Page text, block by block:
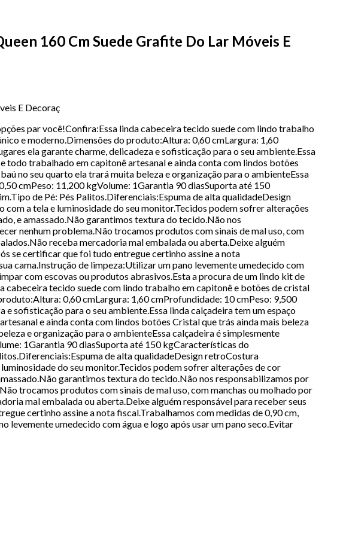
160 Cm Suede Grafite Do Lar Móveis E
E Decoraç
par você!Confira:Essa linda cabeceira tecido suede com lindo trabalho
e moderno.Dimensões do produto:Altura: 0,60 cmLargura: 1,60
ela garante charme, delicadeza e sofisticação para o seu ambiente.Essa
todo trabalhado em capitonê artesanal e ainda conta com lindos botões
no seu quarto ela trará muita beleza e organização para o ambienteEssa
cmPeso: 11,200 kgVolume: 1Garantia 90 diasSuporta até 150
de Pé: Pés Palitos.Diferenciais:Espuma de alta qualidadeDesign
a tela e luminosidade do seu monitor.Tecidos podem sofrer alterações
e amassado.Não garantimos textura do tecido.Não nos
nenhum problema.Não trocamos produtos com sinais de mal uso, com
receba mercadoria mal embalada ou aberta.Deixe alguém
se certificar que foi tudo entregue certinho assine a nota
cama.Instrução de limpeza:Utilizar um pano levemente umedecido com
com escovas ou produtos abrasivos.Esta a procura de um lindo kit de
cabeceira tecido suede com lindo trabalho em capitonê e botões de cristal
0,60 cmLargura: 1,60 cmProfundidade: 10 cmPeso: 9,500
sofisticação para o seu ambiente.Essa linda calçadeira tem um espaço
e ainda conta com lindos botões Cristal que trás ainda mais beleza
e organização para o ambienteEssa calçadeira é simplesmente
1Garantia 90 diasSuporta até 150 kgCaracterísticas do
de alta qualidadeDesign retroCostura
do seu monitor.Tecidos podem sofrer alterações de cor
garantimos textura do tecido.Não nos responsabilizamos por
trocamos produtos com sinais de mal uso, com manchas ou molhado por
mal embalada ou aberta.Deixe alguém responsável para receber seus
certinho assine a nota fiscal.Trabalhamos com medidas de 0,90 cm,
levemente umedecido com água e logo após usar um pano seco.Evitar